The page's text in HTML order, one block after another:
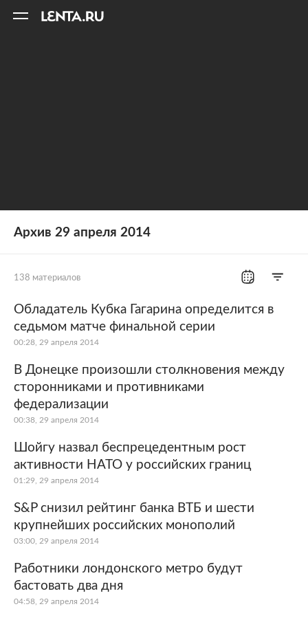
Архив 29 апреля 2014
138 материалов
Все рубрики Россия
Мир
Экономика Силовые структуры
Ценности Путешествия
Забота о себе
Обладатель Кубка Гагарина определится в
седьмом матче финальной серии
00:28, 29 апреля 2014
В Донецке произошли столкновения между
сторонниками и противниками
федерализации
00:38, 29 апреля 2014
Шойгу назвал беспрецедентным рост
активности НАТО у российских границ
01:29, 29 апреля 2014
S&P снизил рейтинг банка ВТБ и шести
крупнейших российских монополий
03:00, 29 апреля 2014
Работники лондонского метро будут
бастовать два дня
04:58, 29 апреля 2014